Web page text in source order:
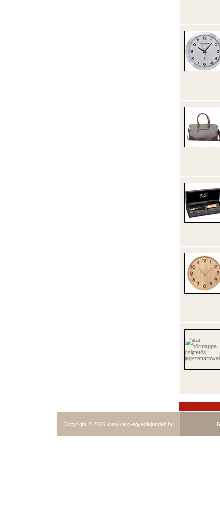
Copyright © 2006 www.karo-egyediajandek.hu